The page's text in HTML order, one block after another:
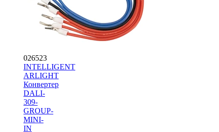
026523
INTELLIGENT
ARLIGHT
Конвертер
DALI-
309-
GROUP-
MINI-
IN